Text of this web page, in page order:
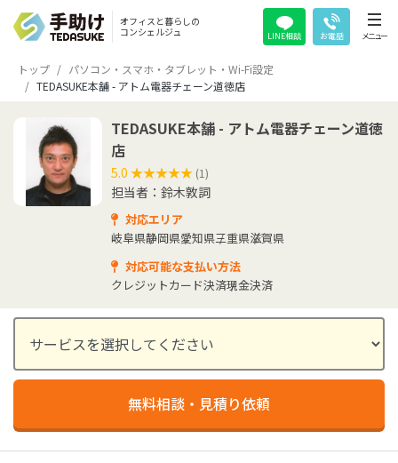
オフィスと暮らしの
コンシェルジュ
LINE相談 お電話 メニュー
トップ
パソコン・スマホ・タブレット・Wi-Fi設定
TEDASUKE本舗 - アトム電器チェーン道徳店
TEDASUKE本舗 - アトム電器チェーン道徳
店
5.0 ★★★★★
★★★★★ (1)
担当者：鈴木敦詞
対応エリア
岐阜県静岡県愛知県三重県滋賀県
対応可能な支払い方法
クレジットカード決済現金決済
無料相談・見積り依頼